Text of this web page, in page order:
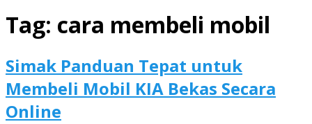
Tag: cara membeli mobil
Simak Panduan Tepat untuk
Membeli Mobil KIA Bekas Secara
Online